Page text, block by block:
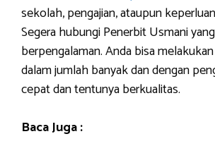
sekolah, pengajian, ataupun
Segera hubungi Penerbit Usmani
berpengalaman. Anda bisa
dalam jumlah banyak dan dengan
cepat dan tentunya berkualitas.
Baca Juga :